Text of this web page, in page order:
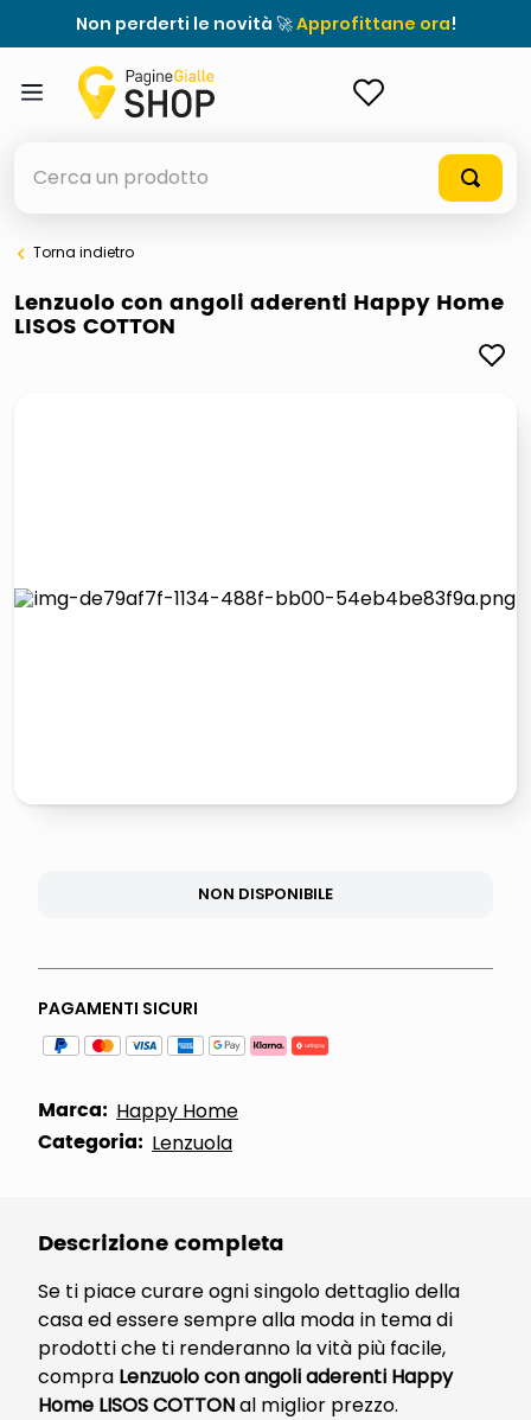
Non perderti le novità 🚀Approfittane ora!
elenchi telefonici
orologio parete
Torna indietro
Lenzuolo con angoli aderenti Happy Home
LISOS COTTON
NON DISPONIBILE
PAGAMENTI SICURI
Marca: Happy Home
Categoria: Lenzuola
Descrizione completa
Se ti piace curare ogni singolo dettaglio della
casa ed essere sempre alla moda in tema di
prodotti che ti renderanno la vità più facile,
compra Lenzuolo con angoli aderenti Happy
Home LISOS COTTONal miglior prezzo.